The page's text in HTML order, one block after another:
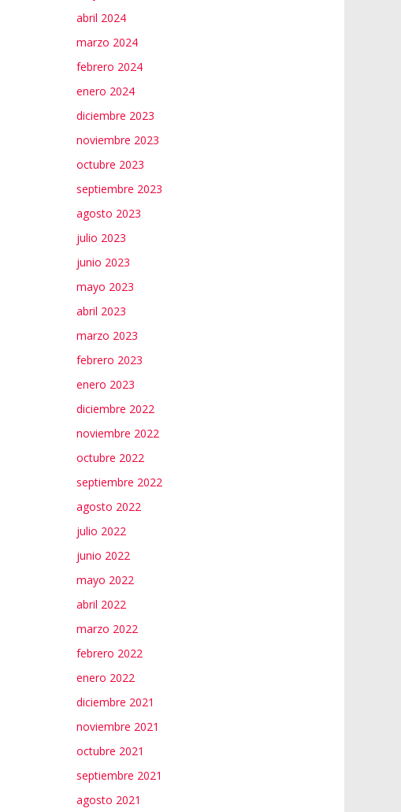
abril 2024
marzo 2024
febrero 2024
enero 2024
diciembre 2023
noviembre 2023
octubre 2023
septiembre 2023
agosto 2023
julio 2023
junio 2023
mayo 2023
abril 2023
marzo 2023
febrero 2023
enero 2023
diciembre 2022
noviembre 2022
octubre 2022
septiembre 2022
agosto 2022
julio 2022
junio 2022
mayo 2022
abril 2022
marzo 2022
febrero 2022
enero 2022
diciembre 2021
noviembre 2021
octubre 2021
septiembre 2021
agosto 2021